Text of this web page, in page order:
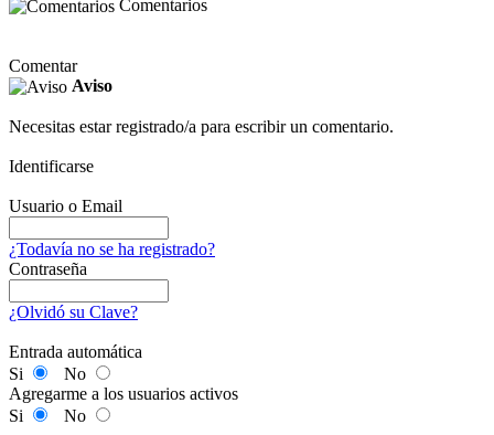
Comentarios
Comentar
Aviso
Necesitas estar registrado/a para escribir un comentario.
Identificarse
Usuario o Email
¿Todavía no se ha registrado?
Contraseña
¿Olvidó su Clave?
Entrada automática
Si
No
Agregarme a los usuarios activos
Si
No